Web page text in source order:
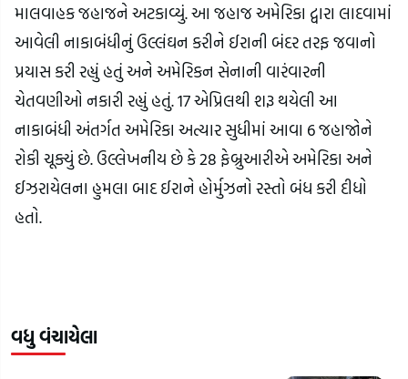
માલવાહક જહાજને અટકાવ્યું. આ જહાજ અમેરિકા દ્વારા લાદવામાં
આવેલી નાકાબંધીનું ઉલ્લંઘન કરીને ઈરાની બંદર તરફ જવાનો
પ્રયાસ કરી રહ્યું હતું અને અમેરિકન સેનાની વારંવારની
ચેતવણીઓ નકારી રહ્યું હતું. 17 એપ્રિલથી શરૂ થયેલી આ
નાકાબંધી અંતર્ગત અમેરિકા અત્યાર સુધીમાં આવા 6 જહાજોને
રોકી ચૂક્યું છે. ઉલ્લેખનીય છે કે 28 ફેબ્રુઆરીએ અમેરિકા અને
ઈઝરાયેલના હુમલા બાદ ઈરાને હોર્મુઝનો રસ્તો બંધ કરી દીધો
હતો.
વધુ વંચાયેલા